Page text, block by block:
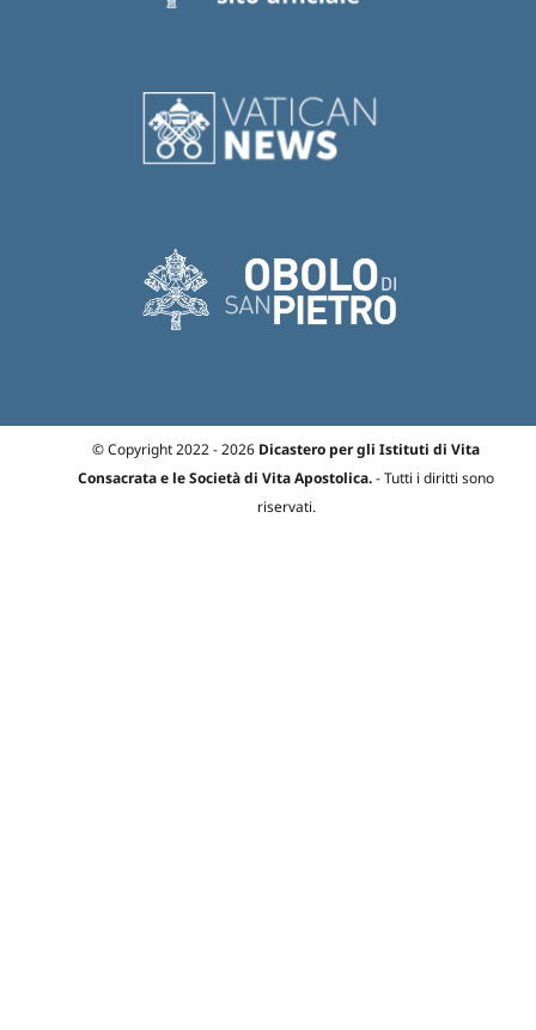
© Copyright 2022 - 2026 Dicastero per gli Istituti di Vita
Consacrata e le Società di Vita Apostolica.- Tutti i diritti sono
riservati.